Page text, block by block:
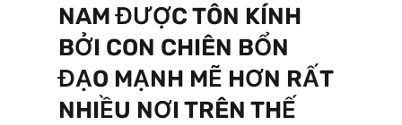
NAM ĐƯỢC TÔN KÍNH
BỞI CON CHIÊN BỔN
ĐẠO MẠNH MẼ HƠN RẤT
NHIỀU NƠI TRÊN THẾ